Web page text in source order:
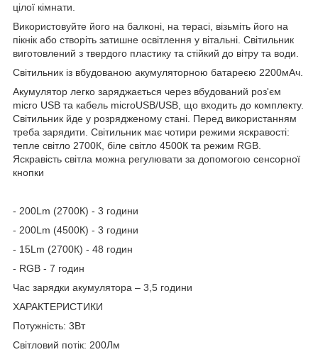
цілої кімнати.
Використовуйте його на балконі, на терасі, візьміть його на
пікнік або створіть затишне освітлення у вітальні. Світильник
виготовлений з твердого пластику та стійкий до вітру та води.
Світильник із вбудованою акумуляторною батареєю 2200мАч.
Акумулятор легко заряджається через вбудований роз'єм
micro USB та кабель microUSB/USB, що входить до комплекту.
Світильник йде у розрядженому стані. Перед використанням
треба зарядити. Світильник має чотири режими яскравості:
тепле світло 2700К, біле світло 4500К та режим RGB.
Яскравість світла можна регулювати за допомогою сенсорної
кнопки
- 200Lm (2700К) - 3 години
- 200Lm (4500К) - 3 години
- 15Lm (2700К) - 48 годин
- RGB - 7 годин
Час зарядки акумулятора – 3,5 години
ХАРАКТЕРИСТИКИ
Потужність: 3Вт
Світловий потік: 200Лм